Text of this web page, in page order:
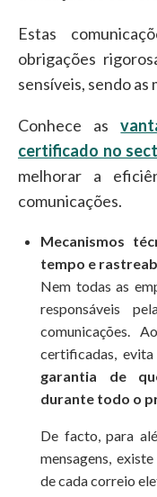
Estas
obrigações
sensíveis, sendo
Conhece as
certificado no
melhorar a
comunicações.
Mecanismos
tempo e
Nem todas as
responsáveis
comunicações.
certificadas, evita
garantia de
durante todo o
De facto, para
mensagens,
de cada correio